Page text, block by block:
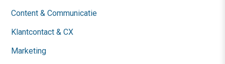
Content & Communicatie
Klantcontact & CX
Marketing